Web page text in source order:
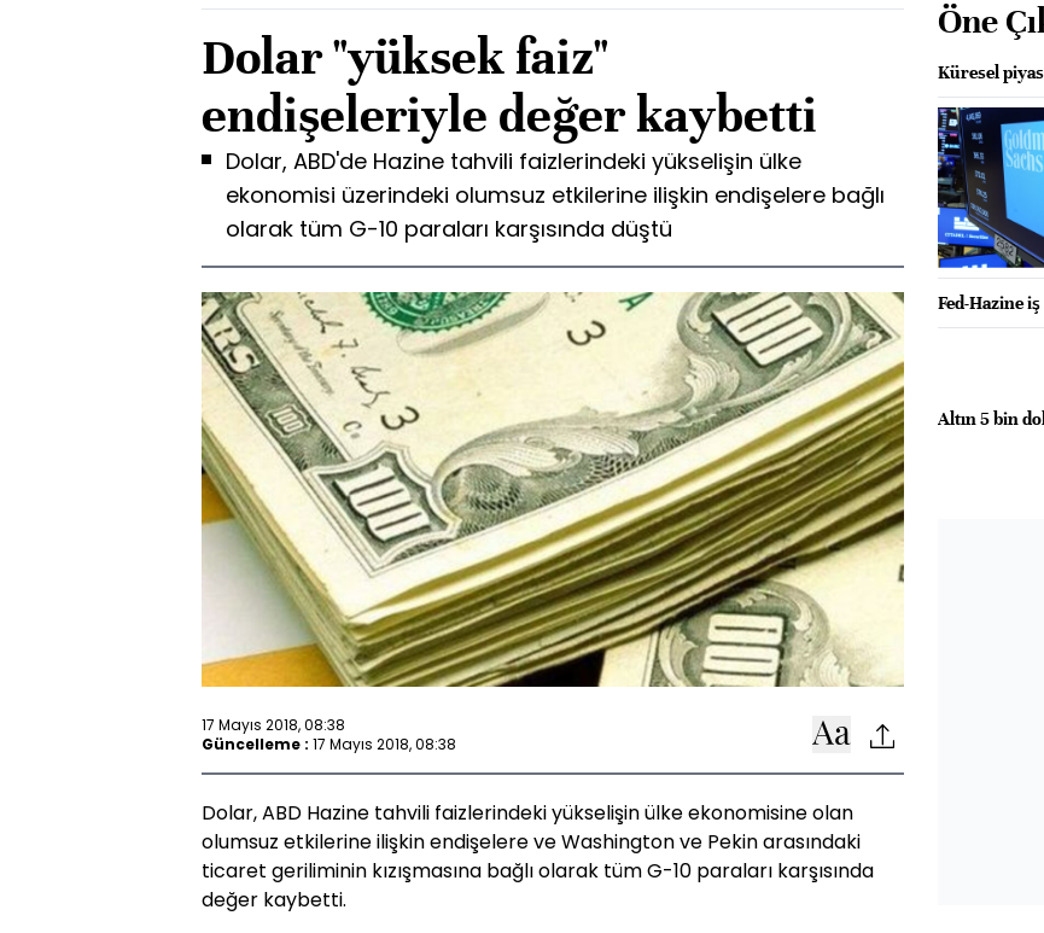
Dolar "yüksek faiz"
endişeleriyle değer kaybetti
Dolar, ABD'de Hazine tahvili faizlerindeki yükselişin ülke
ekonomisi üzerindeki olumsuz etkilerine ilişkin endişelere bağlı
olarak tüm G-10 paraları karşısında düştü
17 Mayıs 2018, 08:38
Güncelleme : 17 Mayıs 2018, 08:38
Dolar, ABD Hazine tahvili faizlerindeki yükselişin ülke ekonomisine olan
olumsuz etkilerine ilişkin endişelere ve Washington ve Pekin arasındaki
ticaret geriliminin kızışmasına bağlı olarak tüm G-10 paraları karşısında
değer kaybetti.
Öne
Küresel
Fed-Hazine iş
Altın 5 bin